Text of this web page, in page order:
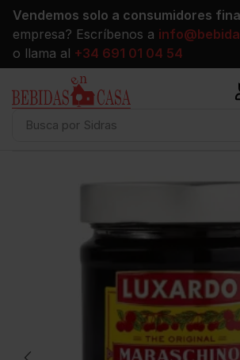
Vendemos solo a consumidores
empresa? Escríbenos a
o llama al +34 691 01 04 54
Busca por Sidras